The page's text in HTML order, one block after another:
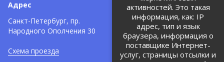
Адрес
Санкт-Петербург, пр.
Народного Ополчения 30
Схема проезда
Телефоны:
+7 (812) 971-42-42
Политика об обработке и
защите персональных данных
Соглашение на обработку
активностей. Это такая
информация, как: IP
адрес, тип и язык
браузера, информация о
поставщике Интернет-
услуг, страницы отсылки и